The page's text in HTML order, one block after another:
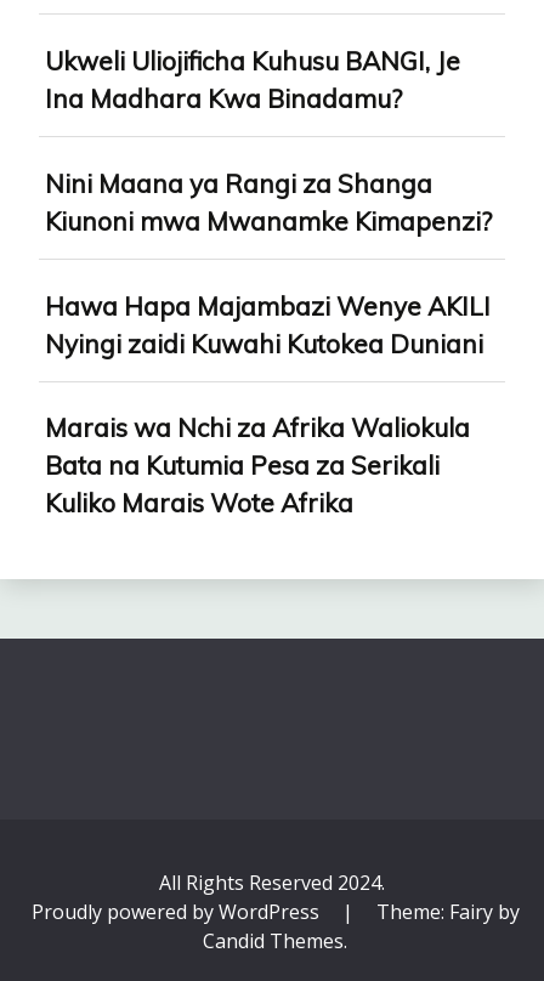
Ukweli Uliojificha Kuhusu BANGI, Je
Ina Madhara Kwa Binadamu?
Nini Maana ya Rangi za Shanga
Kiunoni mwa Mwanamke Kimapenzi?
Hawa Hapa Majambazi Wenye AKILI
Nyingi zaidi Kuwahi Kutokea Duniani
Marais wa Nchi za Afrika Waliokula
Bata na Kutumia Pesa za Serikali
Kuliko Marais Wote Afrika
All Rights Reserved 2024.
Proudly powered by WordPress
|
Theme: Fairy by
Candid Themes.